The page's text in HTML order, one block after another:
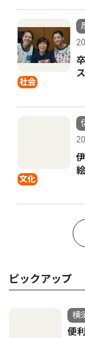
社会
文化
ピックアップ
横
便